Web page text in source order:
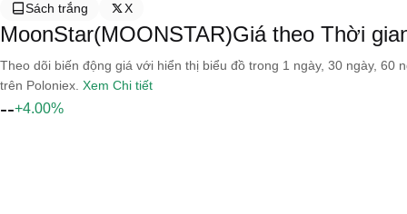
Sách trắng
X
MoonStar(MOONSTAR)Giá theo Thời
Theo dõi biến động giá với hiển thị biểu đồ trong 1 ngày, 30 ngày,
trên Poloniex. Xem Chi tiết
--+4.00%